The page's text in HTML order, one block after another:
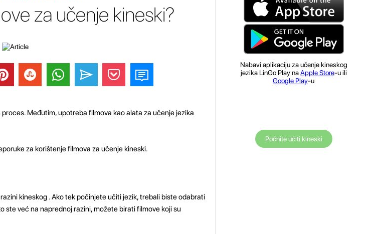
za učenje kineski?
Međutim, upotreba filmova kao alata za učenje jezika
za korištenje filmova za učenje kineski.
kineskog . Ako tek počinjete učiti jezik, trebali biste odabrati
ste već na naprednoj razini, možete birati filmove koji su
Nabavi aplikaciju za učenje kineskog
jezika LinGo Play naApple Store-u ili
Google Play-u
Počnite učiti kineski